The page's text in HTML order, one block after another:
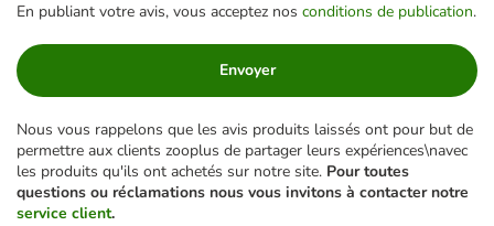
En publiant votre avis, vous acceptez nos conditions de publication.
Envoyer
Nous vous rappelons que les avis produits laissés ont pour but de
permettre aux clients zooplus de partager leurs expériences\navec
les produits qu'ils ont achetés sur notre site. Pour toutes
questions ou réclamations nous vous invitons à contacter notre
service client.